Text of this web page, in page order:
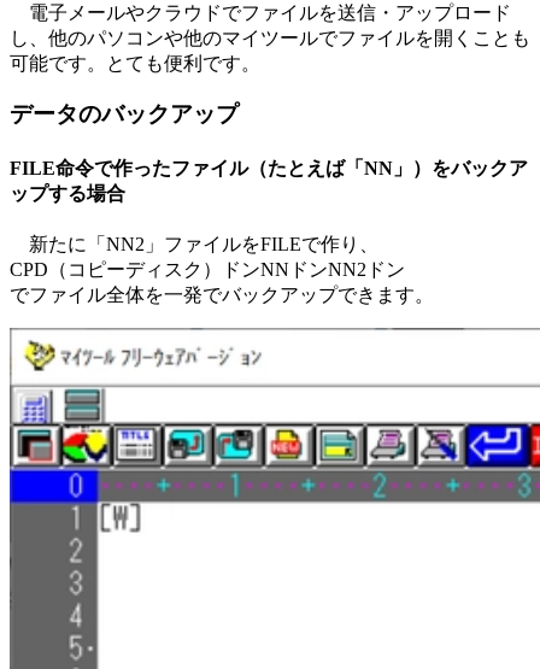
電子メールやクラウドでファイルを送信・アップロード
し、他のパソコンや他のマイツールでファイルを開くことも
可能です。とても便利です。
データのバックアップ
FILE命令で作ったファイル（たとえば「NN」）をバックア
ップする場合
新たに「NN2」ファイルをFILEで作り、
CPD（コピーディスク）ドンNNドンNN2ドン
でファイル全体を一発でバックアップできます。